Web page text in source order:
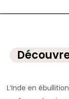
L’Inde en